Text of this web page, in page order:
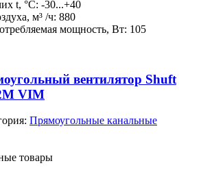
t, °C: -30...+40
м³ /ч: 880
мощность, Вт: 105
вентилятор Shuft
VIM
Прямоугольные канальные
товары